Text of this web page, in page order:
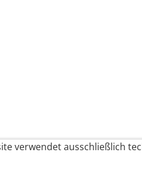
verwendet ausschließlich